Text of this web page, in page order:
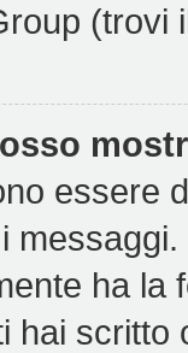
(trovi
essere
ha la
hai scritto